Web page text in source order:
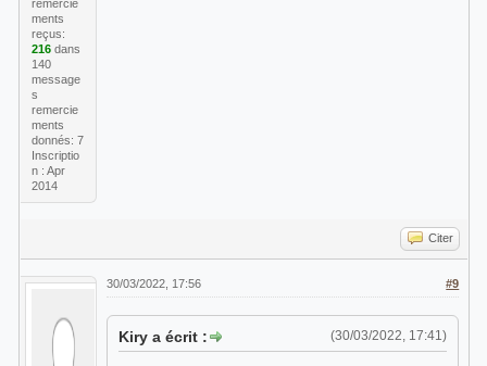
remercie
ments
reçus:
216dans
140
message
s
remercie
ments
donnés: 7
Inscriptio
n : Apr
2014
Citer
#9
30/03/2022, 17:56
(30/03/2022, 17:41)
Kiry a écrit :